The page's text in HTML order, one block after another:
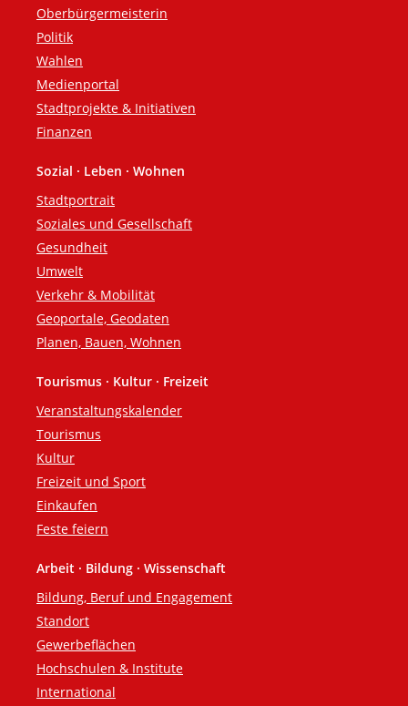
Oberbürgermeisterin
Politik
Wahlen
Medienportal
Stadtprojekte & Initiativen
Finanzen
Sozial · Leben · Wohnen
Stadtportrait
Soziales und Gesellschaft
Gesundheit
Umwelt
Verkehr & Mobilität
Geoportale, Geodaten
Planen, Bauen, Wohnen
Tourismus · Kultur · Freizeit
Veranstaltungskalender
Tourismus
Kultur
Freizeit und Sport
Einkaufen
Feste feiern
Arbeit · Bildung · Wissenschaft
Bildung, Beruf und Engagement
Standort
Gewerbeflächen
Hochschulen & Institute
International